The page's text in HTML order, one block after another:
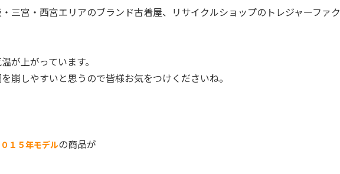
三宮・西宮エリアのブランド古着屋、リサイクルショップのトレジャーファク
が上がっています。
崩しやすいと思うので皆様お気をつけくださいね。
０１５年モデルの商品が